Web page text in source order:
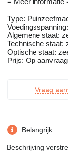
= Meer informatie
Type:
Algemene staat:
Technische staat:
Optische staat:
Prijs: Op aanvraag
Vraag
Belangrijk
Beschrijving